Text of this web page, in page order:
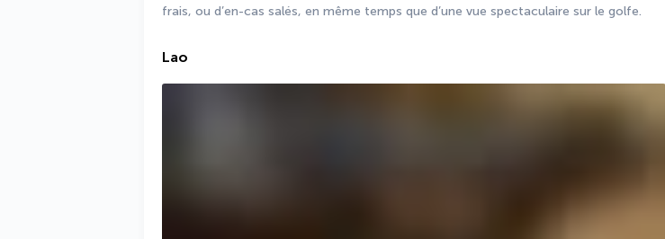
frais, ou d’en-cas salés, en même temps que d’une vue spectaculaire sur le golfe.
Lao